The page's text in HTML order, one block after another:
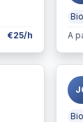
€25/h
A